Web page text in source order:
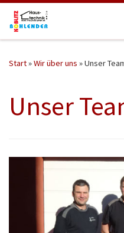
Zum Inhalt springen
Start»Wir über uns »Unser
Unser